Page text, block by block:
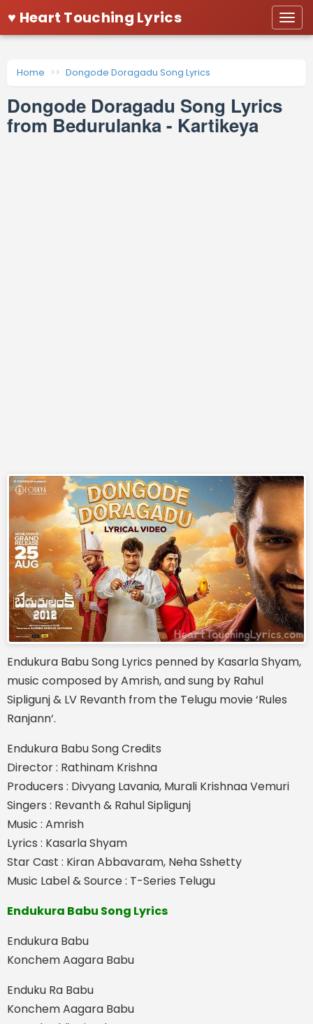
♥ Heart Touching Lyrics
Home Dongode Doragadu Song Lyrics
Dongode Doragadu Song Lyrics
from Bedurulanka - Kartikeya
Endukura Babu Song Lyrics penned by Kasarla Shyam,
music composed by Amrish, and sung by Rahul
Sipligunj & LV Revanth from the Telugu movie ‘Rules
Ranjann‘.
Endukura Babu Song Credits
Director : Rathinam Krishna
Producers : Divyang Lavania, Murali Krishnaa Vemuri
Singers : Revanth & Rahul Sipligunj
Music : Amrish
Lyrics : Kasarla Shyam
Star Cast : Kiran Abbavaram, Neha Sshetty
Music Label & Source : T-Series Telugu
Endukura Babu Song Lyrics
Endukura Babu
Konchem Aagara Babu
Enduku Ra Babu
Konchem Aagara Babu